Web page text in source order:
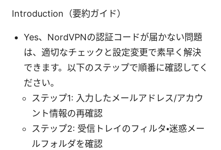
Introduction（要約ガイド）
Yes、NordVPNの認証コードが届かない問題
は、適切なチェックと設定変更で素早く解決
できます。以下のステップで順番に確認してく
ださい。
ステップ1: 入力したメールアドレス/アカウ
ント情報の再確認
ステップ2: 受信トレイのフィルタ・迷惑メー
ルフォルダを確認